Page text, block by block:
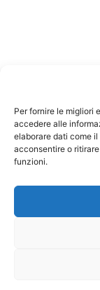
Per fornire le migliori
accedere alle
elaborare dati come
acconsentire o
funzioni.